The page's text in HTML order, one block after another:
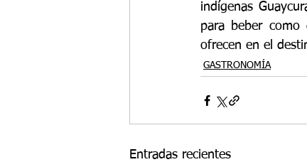
indígenas
para beber como
ofrecen en el
GASTRONOMÍA
Entradas recientes